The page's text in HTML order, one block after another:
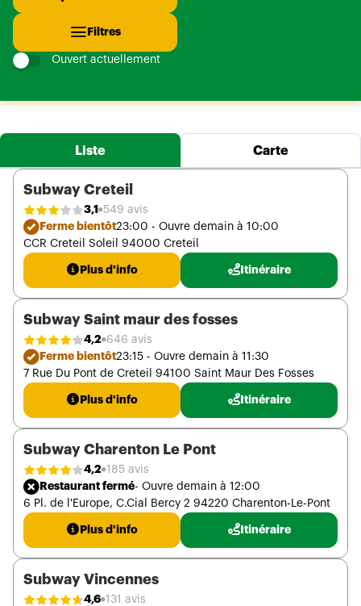
Filtres
Ouvert actuellement
Liste Carte
Subway Creteil
3,1
549 avis
Ferme bientôt23:00 - Ouvre demain à 10:00
CCR Creteil Soleil 94000 Creteil
Plus d'info Itinéraire
Subway Saint maur des fosses
4,2 646 avis
Ferme bientôt23:15 - Ouvre demain à 11:30
7 Rue Du Pont de Creteil 94100 Saint Maur Des Fosses
Plus d'info Itinéraire
Subway Charenton Le Pont
4,2 185 avis
Restaurant fermé- Ouvre demain à 12:00
6 Pl. de l'Europe, C.Cial Bercy 2 94220 Charenton-Le-Pont
Plus d'info Itinéraire
Subway Vincennes
4,6 131 avis